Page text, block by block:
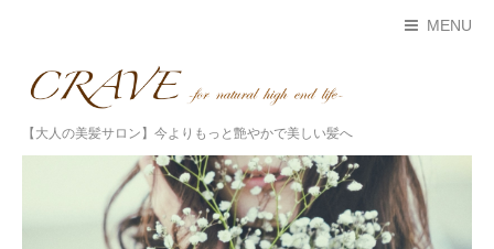
MENU
【大人の美髪サロン】今よりもっと艶やかで美しい髪へ